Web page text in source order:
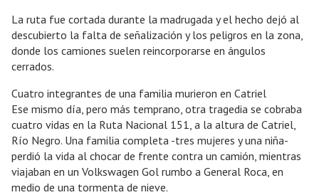
La ruta fue cortada durante la madrugada y el hecho dejó al
descubierto la falta de señalización y los peligros en la zona,
donde los camiones suelen reincorporarse en ángulos
cerrados.
Cuatro integrantes de una familia murieron en Catriel
Ese mismo día, pero más temprano, otra tragedia se cobraba
cuatro vidas en la Ruta Nacional 151, a la altura de Catriel,
Río Negro. Una familia completa -tres mujeres y una niña-
perdió la vida al chocar de frente contra un camión, mientras
viajaban en un Volkswagen Gol rumbo a General Roca, en
medio de una tormenta de nieve.